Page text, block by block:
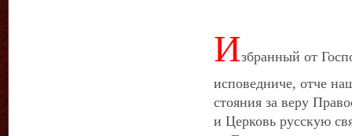
Избранный от
исповедниче, отче
стояния за веру
и Церковь русскую